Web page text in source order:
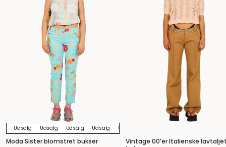
Udsalg Udsalg Udsalg Udsalg Udsalg
Moda Sister blomstret bukser
Vintage 00’er Italienske